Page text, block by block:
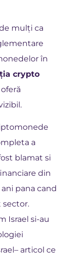
mulți ca
în
crypto
a
blamat si
din
pana cand
sector.
Israel si-au
– articol ce